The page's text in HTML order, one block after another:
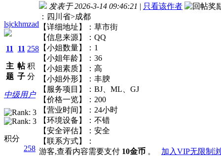
lsjckhmzad
11
主
题
11
帖
子
258
积
分
中级用户
积分
258
发表于 2026-3-14 09:46:21 | 只看该作者
：四川省>成都
【详细地址】：草市街
【信息来源】：QQ
【小姐数量】：1
【小姐年龄】：36
【小姐素质】：高
【小姐外形】：丰腴
【服务项目】：BJ、ML、GJ
【价格一览】：200
【营业时间】：24小时
【环境设备】：不错
【安全评估】：安全
【联系方式】：
游客,查看内容需要支付 10金币 。 加入VIP无限制